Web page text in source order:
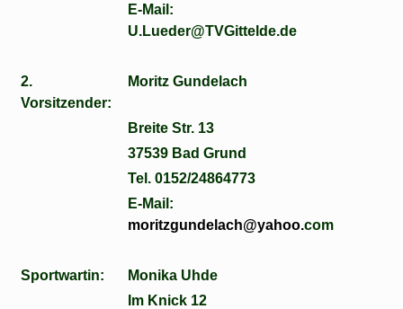
E-Mail:
U.Lueder@TVGittelde.de
2.
Vorsitzender:
Moritz Gundelach
Breite Str. 13
37539 Bad Grund
Tel. 0152/24864773
E-Mail:
moritzgundelach@yahoo.com
Sportwartin:
Monika Uhde
Im Knick 12